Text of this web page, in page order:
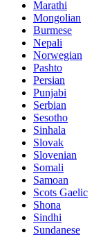
Marathi
Mongolian
Burmese
Nepali
Norwegian
Pashto
Persian
Punjabi
Serbian
Sesotho
Sinhala
Slovak
Slovenian
Somali
Samoan
Scots Gaelic
Shona
Sindhi
Sundanese